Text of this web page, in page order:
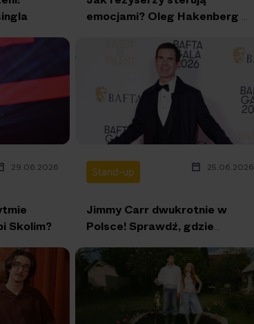
emocjami? Oleg Hakenberg o
Scena Główna]
29.06.2026
Skolim?
Stand-up 25.06.2026
Jimmy Carr dwukrotnie w
Polsce! Sprawdź, gdzie